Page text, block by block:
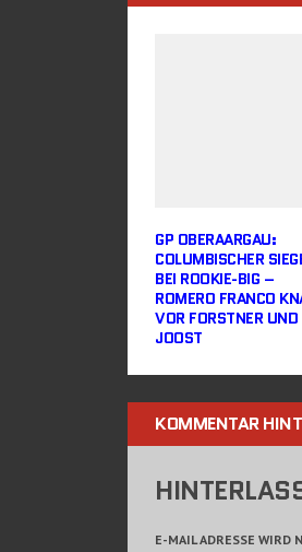
GP OBERAARGAU:
COLUMBISCHER
BEI ROOKIE-BIG –
ROMERO FRANCO
VOR FORSTNER UND
JOOST
KOMMENTAR
E-MAIL ADRESSE WIRD